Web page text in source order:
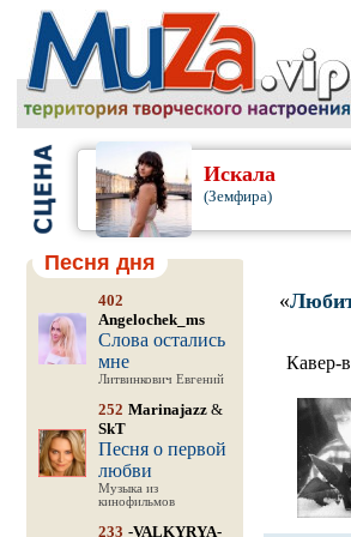
Искала
(Земфира)
Песня дня
402
Angelochek_ms
Слова остались
мне
Литвинкович Евгений
252 Marinajazz&
SkT
Песня о первой
любви
Музыка из
кинофильмов
233 -VALKYRYA-
«
Кавер-